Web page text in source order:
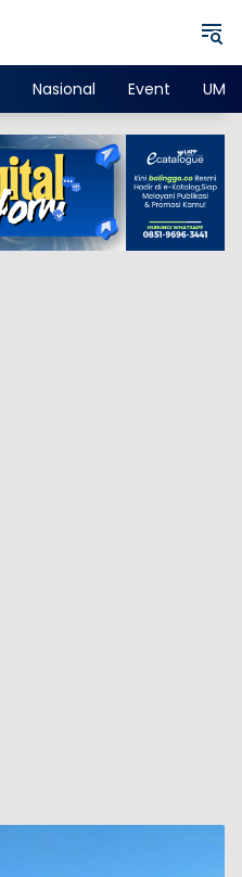
Nasional Event